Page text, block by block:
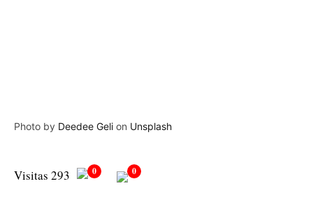
Photo by Deedee Geli on Unsplash
Visitas 293 0 0